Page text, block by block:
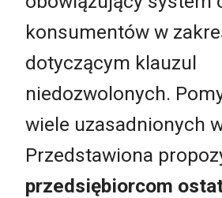
konsumentów w
dotyczącym klauzul
niedozwolonych.
wiele uzasadnionych
Przedstawiona
przedsiębiorcom